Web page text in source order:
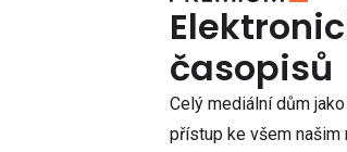
časopisů
Celý mediální dům
přístup ke všem